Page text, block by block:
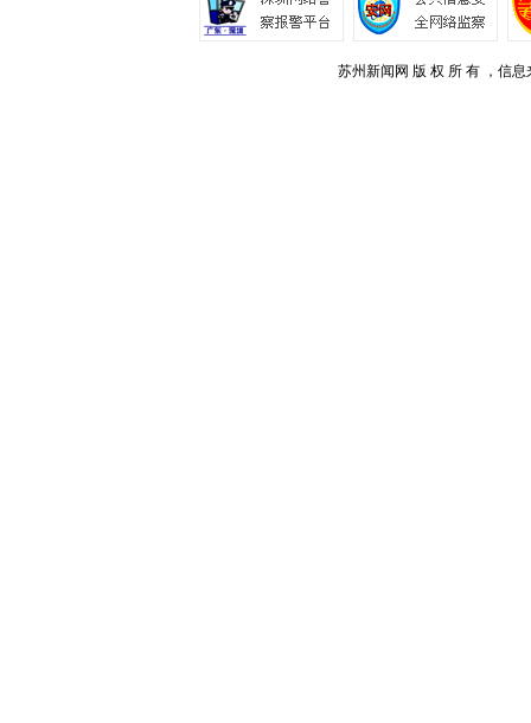
苏州新闻网 版 权 所 有 ，信